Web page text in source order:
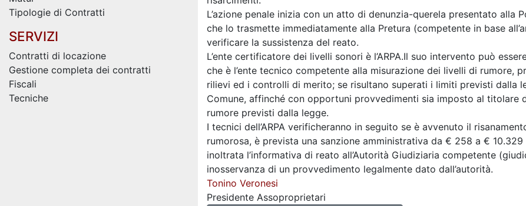
Tipologie di Contratti
SERVIZI
Contratti di locazione
Gestione completa dei contratti
Fiscali
Tecniche
L’azione penale inizia con un atto di denunzia-querela presentato alla
che lo trasmette immediatamente alla Pretura (competente in base
verificare la sussistenza del reato.
L’ente certificatore dei livelli sonori è l’ARPA.Il suo intervento può
che è l’ente tecnico competente alla misurazione dei livelli di rumore,
rilievi ed i controlli di merito; se risultano superati i limiti previsti dalla
Comune, affinché con opportuni provvedimenti sia imposto al titolare
rumore previsti dalla legge.
I tecnici dell’ARPA verificheranno in seguito se è avvenuto il
rumorosa, è prevista una sanzione amministrativa da € 258 a €
inoltrata l’informativa di reato all’Autorità Giudiziaria competente
inosservanza di un provvedimento legalmente dato dall’autorità.
Tonino Veronesi
Presidente Assoproprietari